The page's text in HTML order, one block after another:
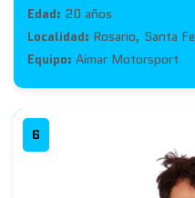
Edad: 20 años
Localidad: Rosario, Santa Fe
Equipo: Aimar Motorsport
6